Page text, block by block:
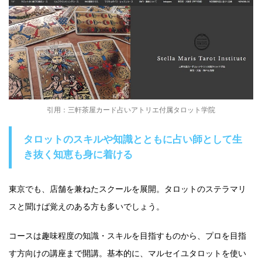
引用：三軒茶屋カード占いアトリエ付属タロット学院
タロットのスキルや知識とともに占い師として生
き抜く知恵も身に着ける
東京でも、店舗を兼ねたスクールを展開。タロットのステラマリ
スと聞けば覚えのある方も多いでしょう。
コースは趣味程度の知識・スキルを目指すものから、プロを目指
す方向けの講座まで開講。基本的に、マルセイユタロットを使い